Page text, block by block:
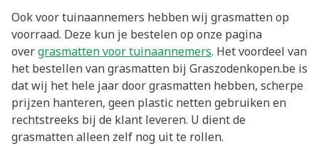
Ook voor tuinaannemers hebben wij grasmatten op
voorraad. Deze kun je bestelen op onze pagina
overgrasmatten voor tuinaannemers. Het voordeel van
het bestellen van grasmatten bij Graszodenkopen.be is
dat wij het hele jaar door grasmatten hebben, scherpe
prijzen hanteren, geen plastic netten gebruiken en
rechtstreeks bij de klant leveren. U dient de
grasmatten alleen zelf nog uit te rollen.